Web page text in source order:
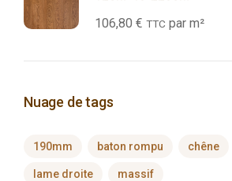
106,80 € TTC par m²
Nuage de tags
190mm baton rompu chêne
lame droite massif